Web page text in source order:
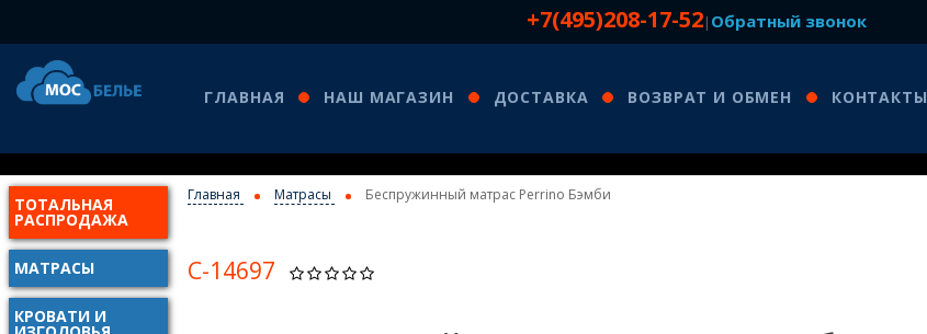
+7(495)208-17-52| Обратный звонок
ТОТАЛЬНАЯ
РАСПРОДАЖА
МАТРАСЫ
КРОВАТИ И
ГЛАВНАЯ НАШ МАГАЗИН ДОСТАВКА ВОЗВРАТ И ОБМЕН КОНТАКТЫ
Главная Матрасы Беспружинный матрас Perrino Бэмби
С-14697